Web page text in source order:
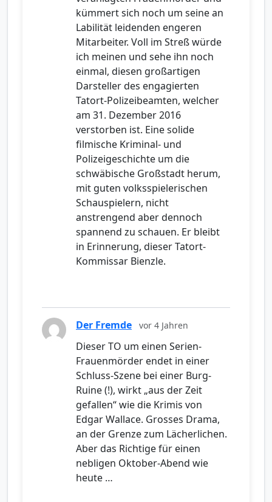
kümmert sich noch um seine an
Labilität leidenden engeren
Mitarbeiter. Voll im Streß würde
ich meinen und sehe ihn noch
einmal, diesen großartigen
Darsteller des engagierten
Tatort-Polizeibeamten, welcher
am 31. Dezember 2016
verstorben ist. Eine solide
filmische Kriminal- und
Polizeigeschichte um die
schwäbische Großstadt herum,
mit guten volksspielerischen
Schauspielern, nicht
anstrengend aber dennoch
spannend zu schauen. Er bleibt
in Erinnerung, dieser Tatort-
Kommissar Bienzle.
Der Fremde vor 4 Jahren
Dieser TO um einen Serien-
Frauenmörder endet in einer
Schluss-Szene bei einer Burg-
Ruine (!), wirkt „aus der Zeit
gefallen“ wie die Krimis von
Edgar Wallace. Grosses Drama,
an der Grenze zum Lächerlichen.
Aber das Richtige für einen
nebligen Oktober-Abend wie
heute …